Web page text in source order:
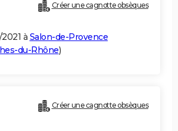
Créer une cagnotte obsèques
à Salon-de-Provence
du-Rhône)
Créer une cagnotte obsèques